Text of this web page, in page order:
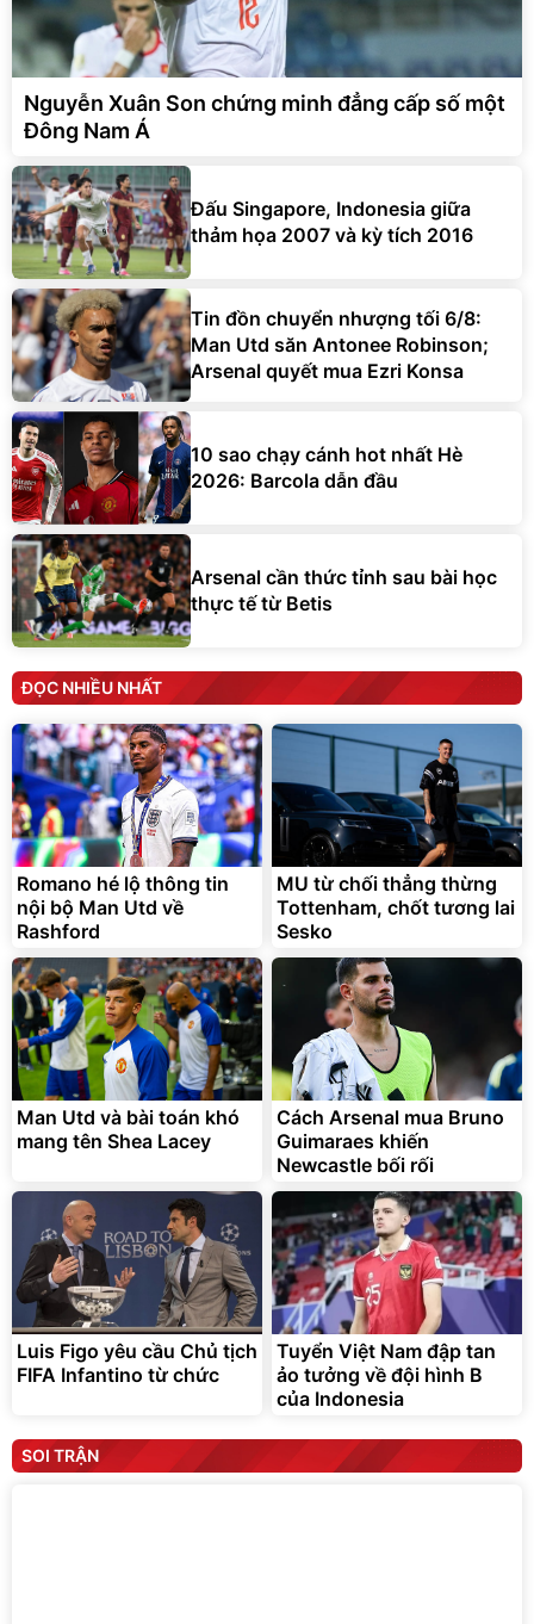
Nguyễn Xuân Son chứng minh đẳng cấp số một
Đông Nam Á
Đấu Singapore, Indonesia giữa
thảm họa 2007 và kỳ tích 2016
Tin đồn chuyển nhượng tối 6/8:
Man Utd săn Antonee Robinson;
Arsenal quyết mua Ezri Konsa
10 sao chạy cánh hot nhất Hè
2026: Barcola dẫn đầu
Arsenal cần thức tỉnh sau bài học
thực tế từ Betis
ĐỌC NHIỀU NHẤT
Romano hé lộ thông tin
nội bộ Man Utd về
Rashford
MU từ chối thẳng thừng
Tottenham, chốt tương lai
Sesko
Man Utd và bài toán khó
mang tên Shea Lacey
Cách Arsenal mua Bruno
Guimaraes khiến
Newcastle bối rối
Luis Figo yêu cầu Chủ tịch
FIFA Infantino từ chức
Tuyển Việt Nam đập tan
ảo tưởng về đội hình B
của Indonesia
SOI TRẬN